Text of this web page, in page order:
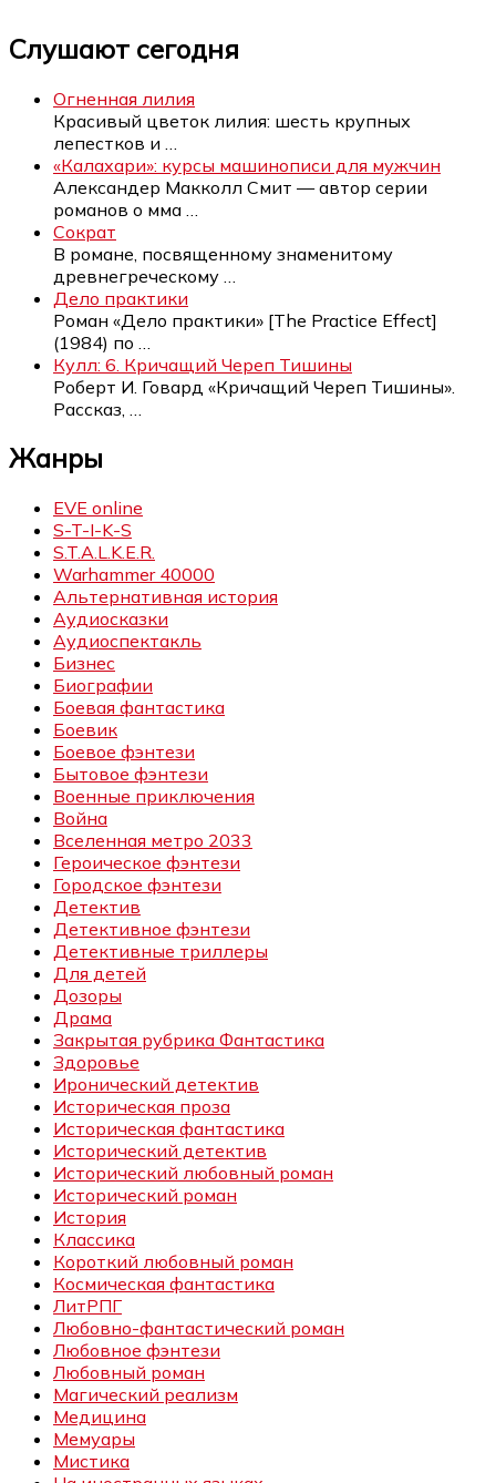
Слушают сегодня
Огненная лилия
Красивый цветок лилия: шесть крупных
лепестков и
«Калахари»: курсы машинописи для мужчин
Александер Макколл Смит — автор серии
романов о мма
Сократ
В романе, посвященному знаменитому
древнегреческому
Дело практики
Роман «Дело практики» [The Practice Effect]
(1984) по
Кулл: 6. Кричащий Череп Тишины
Роберт И. Говард «Кричащий Череп Тишины».
Рассказ,
Жанры
EVE online
S-T-I-K-S
S.T.A.L.K.E.R.
Warhammer 40000
Альтернативная история
Аудиосказки
Аудиоспектакль
Бизнес
Биографии
Боевая фантастика
Боевик
Боевое фэнтези
Бытовое фэнтези
Военные приключения
Война
Вселенная метро 2033
Героическое фэнтези
Городское фэнтези
Детектив
Детективное фэнтези
Детективные триллеры
Для детей
Дозоры
Драма
Закрытая рубрика Фантастика
Здоровье
Иронический детектив
Историческая проза
Историческая фантастика
Исторический детектив
Исторический любовный роман
Исторический роман
История
Классика
Короткий любовный роман
Космическая фантастика
ЛитРПГ
Любовно-фантастический роман
Любовное фэнтези
Любовный роман
Магический реализм
Медицина
Мемуары
Мистика